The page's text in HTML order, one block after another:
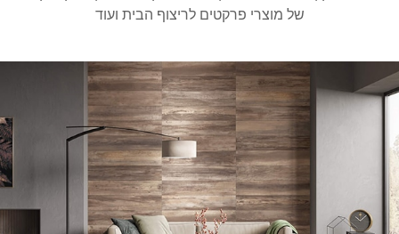
של מוצרי פרקטים לריצוף הבית ועוד